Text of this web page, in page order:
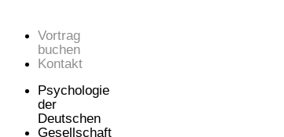
Vortrag
buchen
Kontakt
Psychologie
der
Deutschen
Gesellschaft